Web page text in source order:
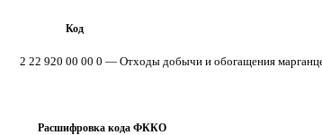
Код
2 22 920 00 00 0 — Отходы добычи и обогащения
Расшифровка кода ФККО